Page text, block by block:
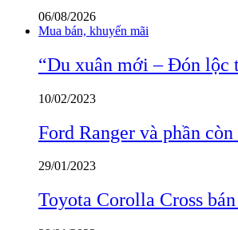
06/08/2026
Mua bán, khuyến mãi
“Du xuân mới – Đón lộc
10/02/2023
Ford Ranger và phần
29/01/2023
Toyota Corolla Cross